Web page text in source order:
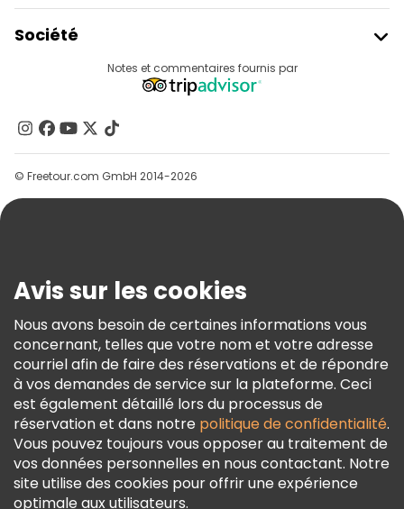
Connexion Du Fournisseur
Programme D’affiliation
Société
Contactez-Nous
Groupes
Aide
Conditions Générales Et Mentions Légales
Politique En Matière De Cookies
Freetour Prix
Programme De Fidélité
Notes et commentaires fournis par
© Freetour.com GmbH 2014-2026
Avis sur les cookies
Nous avons besoin de certaines informations vous
concernant, telles que votre nom et votre adresse
courriel afin de faire des réservations et de répondre
à vos demandes de service sur la plateforme. Ceci
est également détaillé lors du processus de
réservation et dans notre politique de confidentialité.
Vous pouvez toujours vous opposer au traitement de
vos données personnelles en nous contactant. Notre
site utilise des cookies pour offrir une expérience
optimale aux utilisateurs.